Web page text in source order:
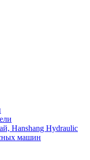
Hanshang Hydraulic
машин